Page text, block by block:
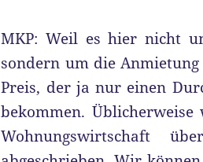
MKP: Weil es hier nicht
sondern um die
Preis, der ja nur einen
bekommen.
Wohnungswirtschaft